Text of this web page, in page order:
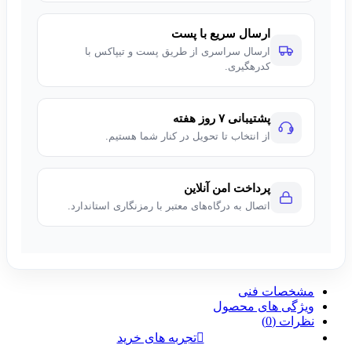
ارسال سریع با پست
ارسال سراسری از طریق پست و تیپاکس با
کدرهگیری.
پشتیبانی ۷ روز هفته
از انتخاب تا تحویل در کنار شما هستیم.
پرداخت امن آنلاین
اتصال به درگاه‌های معتبر با رمزنگاری استاندارد.
مشخصات فنی
ویژگی های محصول
نظرات (0)
تجربه های خرید